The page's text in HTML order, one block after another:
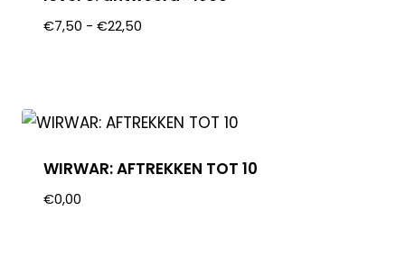
€7,50 - €22,50
WIRWAR: AFTREKKEN TOT 10
€0,00